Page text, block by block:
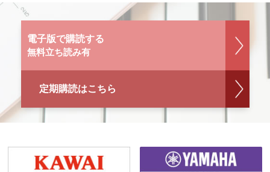
電子版で購読する
無料立ち読み有
定期購読はこちら